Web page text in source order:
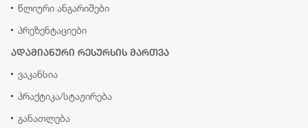
წლიური ანგარიშები
პრეზენტაციები
ადამიანური რესურსის მართვა
ვაკანსია
პრაქტიკა/სტაჟირება
განათლება